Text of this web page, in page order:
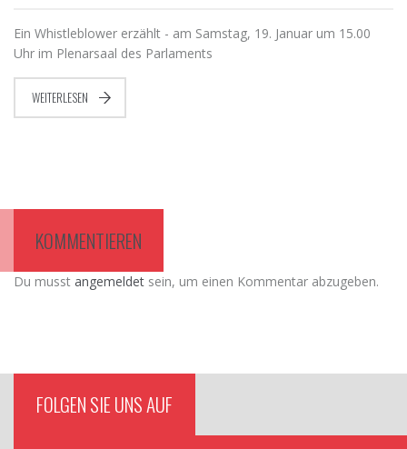
Ein Whistleblower erzählt - am Samstag, 19. Januar um 15.00
Uhr im Plenarsaal des Parlaments
WEITERLESEN
KOMMENTIEREN
Du musst angemeldet sein, um einen Kommentar abzugeben.
FOLGEN SIE UNS AUF